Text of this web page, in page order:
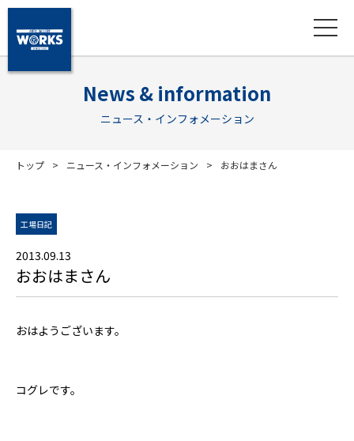
News & information
ニュース・インフォメーション
トップ ニュース・インフォメーション おおはまさん
工場日記
2013.09.13
おおはまさん
おはようございます。
コグレです。